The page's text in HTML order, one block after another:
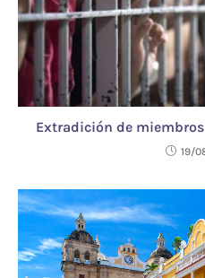
Extradición de
19/